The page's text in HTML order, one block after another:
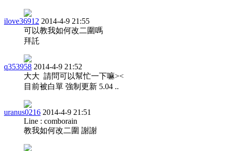
ilove36912 2014-4-9 21:55
可以教我如何改二圍嗎
拜託
q353958 2014-4-9 21:52
大大 請問可以幫忙一下嘛><
目前被白單 強制更新 5.04 ..
uranus0216 2014-4-9 21:51
Line : comborain
教我如何改二圍 謝謝